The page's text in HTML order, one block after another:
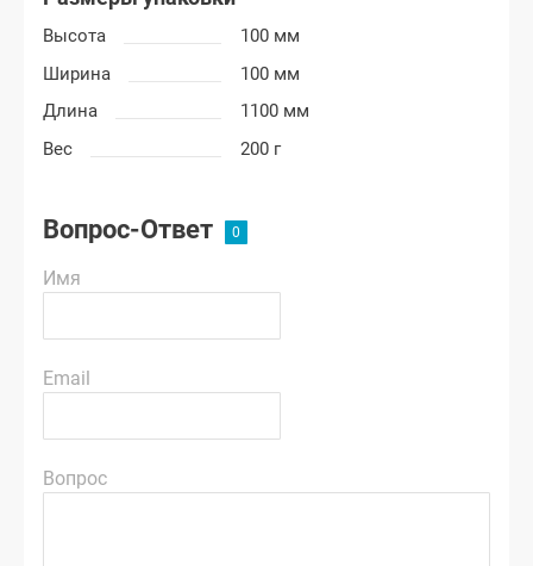
Высота
100 мм
Ширина
100 мм
Длина
1100 мм
Вес
200 г
Вопрос-Ответ
Имя
Email
Вопрос